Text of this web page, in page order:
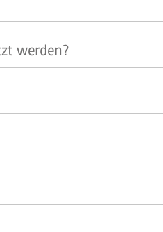
werden?